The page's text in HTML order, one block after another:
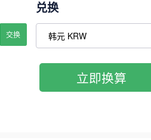
交换
兑换
立即换算